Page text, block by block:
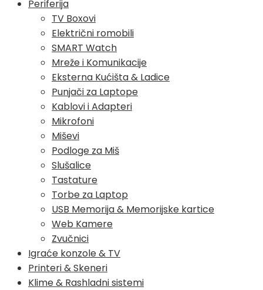
Periferija
TV Boxovi
Električni romobili
SMART Watch
Mreže i Komunikacije
Eksterna Kućišta & Ladice
Punjači za Laptope
Kablovi i Adapteri
Mikrofoni
Miševi
Podloge za Miš
Slušalice
Tastature
Torbe za Laptop
USB Memorija & Memorijske kartice
Web Kamere
Zvučnici
Igraće konzole & TV
Printeri & Skeneri
Klime & Rashladni sistemi